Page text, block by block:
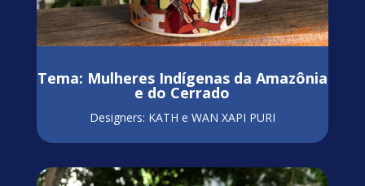
Tema: Mulheres Indígenas da Amazônia
e do Cerrado
Designers: KATH e WAN XAPI PURI